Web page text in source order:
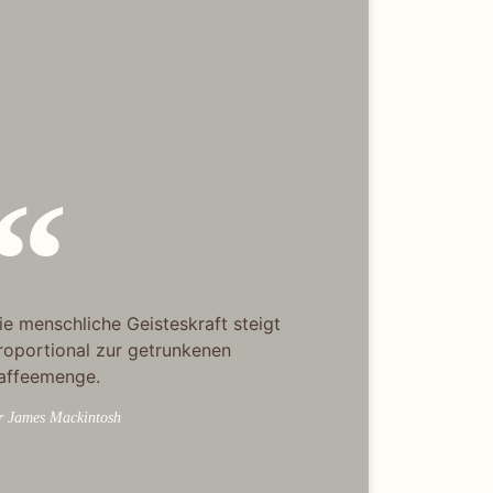
menschliche Geisteskraft steigt
zur getrunkenen
James Mackintosh